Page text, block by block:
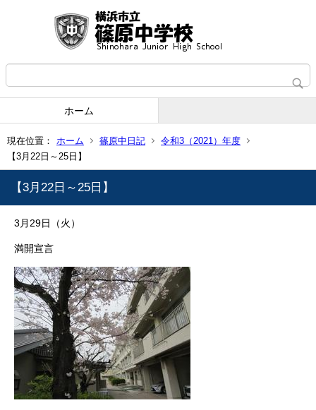
ホーム
現在位置： ホーム 篠原中日記
令和3（2021）年度
【3月22日～25日】
【3月22日～25日】
3月29日（火）
満開宣言